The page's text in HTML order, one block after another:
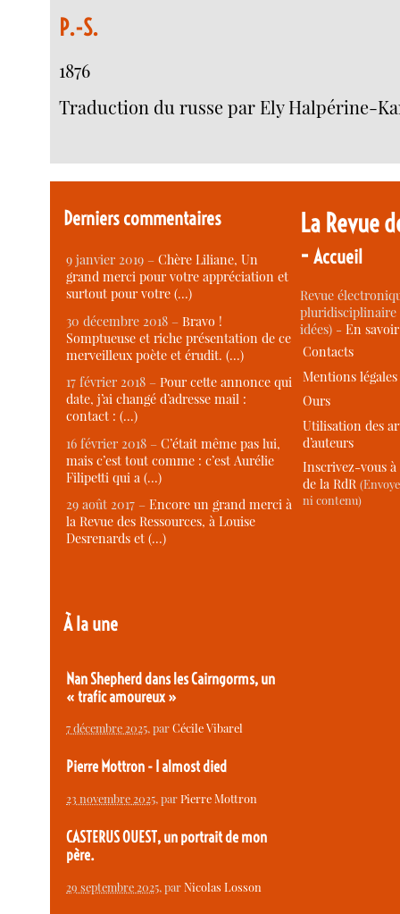
P.-S.
1876
Traduction du russe par Ely Halpérine-
Derniers commentaires
9 janvier 2019 –Chère Liliane, Un
grand merci pour votre appréciation et
surtout pour votre (…)
30 décembre 2018 –Bravo !
Somptueuse et riche présentation de ce
merveilleux poète et érudit. (…)
17 février 2018 –Pour cette annonce qui
date, j’ai changé d’adresse mail :
contact : (…)
16 février 2018 –C’était même pas lui,
mais c’est tout comme : c’est Aurélie
Filipetti qui a (…)
29 août 2017 –Encore un grand merci à
la Revue des Ressources, à Louise
Desrenards et (…)
À la une
Nan Shepherd dans les Cairngorms, un
« trafic amoureux »
7 décembre 2025, parCécile Vibarel
Pierre Mottron - I almost died
23 novembre 2025, parPierre Mottron
CASTERUS OUEST, un portrait de mon
père.
29 septembre 2025, parNicolas Losson
La Revue
-Accueil
Revue
idées) -En
Contacts
Mentions légales
Ours
Utilisation des
d’auteurs
Inscrivez-vous
de la RdR
ni contenu)